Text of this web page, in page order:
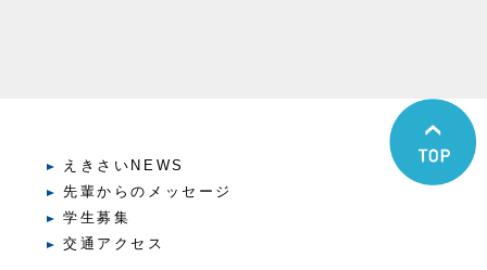
えきさいNEWS
先輩からのメッセージ
学生募集
交通アクセス